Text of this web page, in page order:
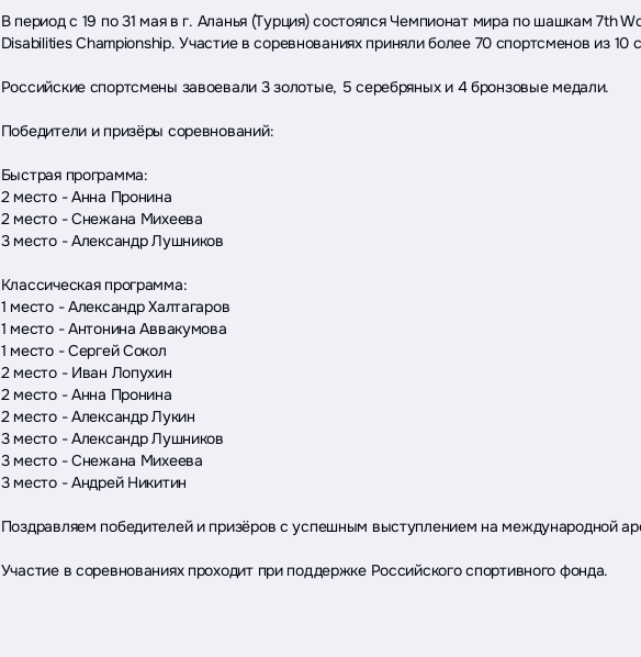
В период с 19 по 31 мая в г. Аланья (Турция) состоялся Чемпионат мира по шашкам 7th
Disabilities Championship. Участие в соревнованиях приняли более 70 спортсменов из 10
Российские спортсмены завоевали 3 золотые, 5 серебряных и 4 бронзовые медали.
Победители и призёры соревнований:
Быстрая программа:
2 место - Анна Пронина
2 место - Снежана Михеева
3 место - Александр Лушников
Классическая программа:
1 место - Александр Халтагаров
1 место - Антонина Аввакумова
1 место - Сергей Сокол
2 место - Иван Лопухин
2 место - Анна Пронина
2 место - Александр Лукин
3 место - Александр Лушников
3 место - Снежана Михеева
3 место - Андрей Никитин
Поздравляем победителей и призёров с успешным выступлением на международной
Участие в соревнованиях проходит при поддержке Российского спортивного фонда.